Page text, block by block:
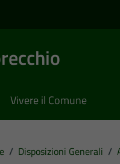
Vivere il Comune
/ Disposizioni Generali /